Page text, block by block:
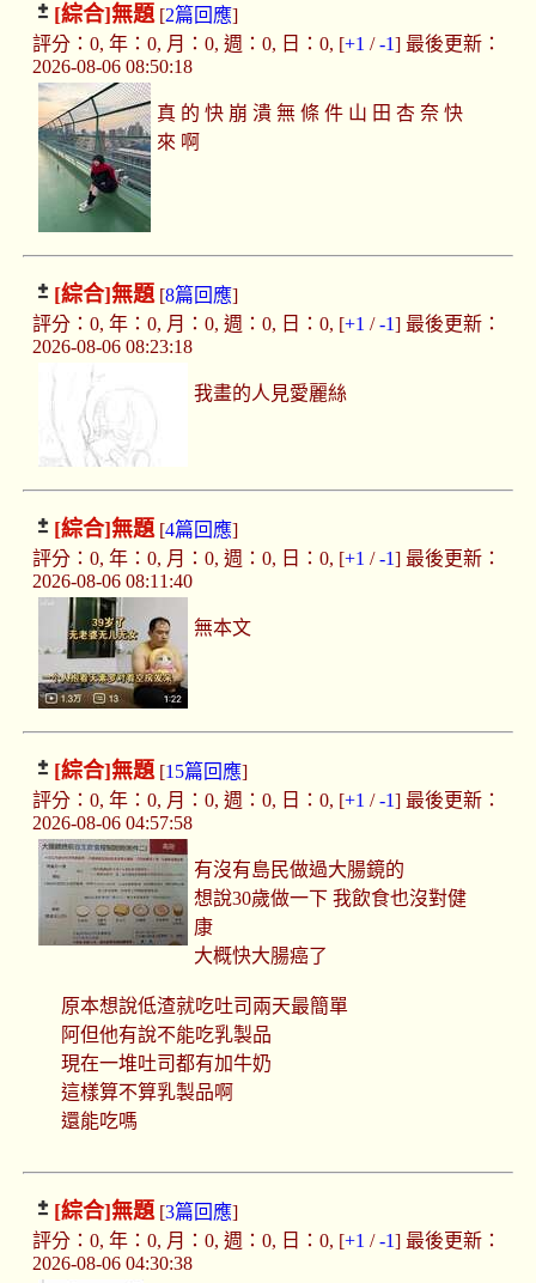
[綜合]無題[2篇回應]
評分：0, 年：0, 月：0, 週：0, 日：0, [+1 /-1] 最後更新：
2026-08-06 08:50:18
真 的 快 崩 潰 無 條 件 山 田 杏 奈 快
來 啊
[綜合]無題[8篇回應]
評分：0, 年：0, 月：0, 週：0, 日：0, [+1 /-1] 最後更新：
2026-08-06 08:23:18
我畫的人見愛麗絲
[綜合]無題[4篇回應]
評分：0, 年：0, 月：0, 週：0, 日：0, [+1 /-1] 最後更新：
2026-08-06 08:11:40
無本文
[綜合]無題[15篇回應]
評分：0, 年：0, 月：0, 週：0, 日：0, [+1 /-1] 最後更新：
2026-08-06 04:57:58
有沒有島民做過大腸鏡的
想說30歲做一下 我飲食也沒對健
康
大概快大腸癌了
原本想說低渣就吃吐司兩天最簡單
阿但他有說不能吃乳製品
現在一堆吐司都有加牛奶
這樣算不算乳製品啊
還能吃嗎
[綜合]無題[3篇回應]
評分：0, 年：0, 月：0, 週：0, 日：0, [+1 /-1] 最後更新：
2026-08-06 04:30:38